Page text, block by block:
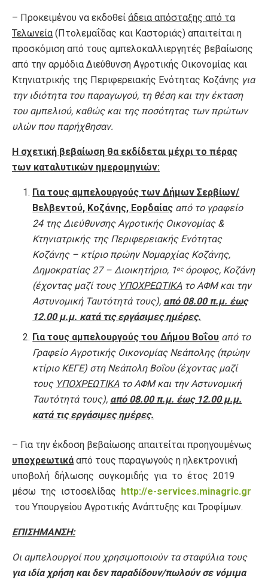
– Προκειμένου να εκδοθεί άδεια απόσταξης από τα
Τελωνεία (Πτολεμαΐδας και Καστοριάς) απαιτείται η
προσκόμιση από τους αμπελοκαλλιεργητές βεβαίωσης
από την αρμόδια Διεύθυνση Αγροτικής Οικονομίας και
Κτηνιατρικής της Περιφερειακής Ενότητας Κοζάνης για
την ιδιότητα του παραγωγού, τη θέση και την έκταση
του αμπελιού, καθώς και της ποσότητας των πρώτων
υλών που παρήχθησαν.
Η σχετική βεβαίωση θα εκδίδεται μέχρι το πέρας
των καταλυτικών ημερομηνιών:
Για τους αμπελουργούς των Δήμων Σερβίων/
Βελβεντού, Κοζάνης, Εορδαίας από το γραφείο
24 της Διεύθυνσης Αγροτικής Οικονομίας &
Κτηνιατρικής της Περιφερειακής Ενότητας
Κοζάνης – κτίριο πρώην Νομαρχίας Κοζάνης,
Δημοκρατίας 27 – Διοικητήριο, 1οςόροφος, Κοζάνη
(έχοντας μαζί τους ΥΠΟΧΡΕΩΤΙΚΑτο ΑΦΜ και την
Αστυνομική Ταυτότητά τους), από 08.00 π.μ. έως
12.00 μ.μ. κατά τις εργάσιμες ημέρες.
Για τους αμπελουργούς του Δήμου Βοΐου από το
Γραφείο Αγροτικής Οικονομίας Νεάπολης (πρώην
κτίριο ΚΕΓΕ) στη Νεάπολη Βοΐου (έχοντας μαζί
τους ΥΠΟΧΡΕΩΤΙΚΑτο ΑΦΜ και την Αστυνομική
Ταυτότητά τους), από 08.00 π.μ. έως 12.00 μ.μ.
κατά τις εργάσιμες ημέρες.
– Για την έκδοση βεβαίωσης απαιτείται προηγουμένως
υποχρεωτικάαπό τους παραγωγούς η ηλεκτρονική
υποβολή δήλωσης συγκομιδής για το έτος 2019
μέσω της ιστοσελίδας
http://e-services.minagric.gr
του Υπουργείου Αγροτικής Ανάπτυξης και Τροφίμων.
ΕΠΙΣΗΜΑΝΣΗ:
Οι αμπελουργοί που χρησιμοποιούν τα σταφύλια τους
για ιδία χρήση και δεν παραδίδουν/πωλούν σε νόμιμα